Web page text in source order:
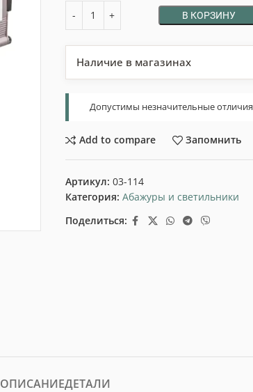
В КОРЗИНУ
Наличие в магазинах
Допустимы незначительные
Add to compare Запомнить
Артикул: 03-114
Категория: Абажуры и светильники
Поделиться:
ОПИСАНИЕДЕТАЛИ